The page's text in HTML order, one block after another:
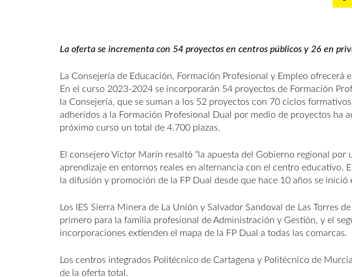
La oferta se incrementa con 54 proyectos en centros públicos y 26 en
La Consejería de Educación, Formación Profesional y Empleo
En el curso 2023-2024 se incorporarán 54 proyectos de Formación
la Consejería, que se suman a los 52 proyectos con 70 ciclos
adheridos a la Formación Profesional Dual por medio de proyectos ha
próximo curso un total de 4.700 plazas.
El consejero Víctor Marín resaltó “la apuesta del Gobierno regional
aprendizaje en entornos reales en alternancia con el centro educativo.
la difusión y promoción de la FP Dual desde que hace 10 años se inició
Los IES Sierra Minera de La Unión y Salvador Sandoval de Las Torres
primero para la familia profesional de Administración y Gestión, y el
incorporaciones extienden el mapa de la FP Dual a todas las comarcas.
Los centros integrados Politécnico de Cartagena y Politécnico de
de la oferta total.